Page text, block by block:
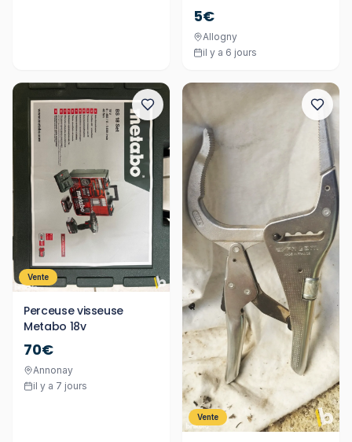
5€
Allogny
il y a 6 jours
Vente
Perceuse visseuse
Metabo 18v
70€
Annonay
il y a 7 jours
Vente